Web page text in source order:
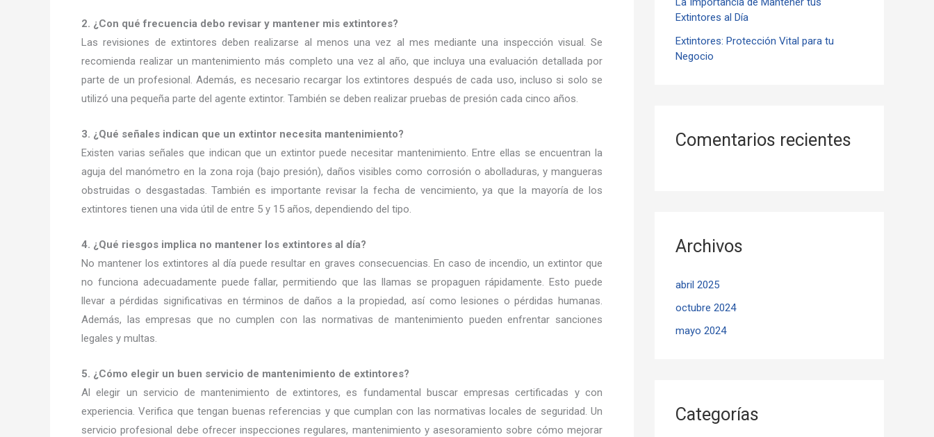
2. ¿Con qué frecuencia debo revisar y mantener mis extintores?
Las revisiones de extintores deben realizarse al menos una vez al mes mediante una inspección visual. Se
recomienda realizar un mantenimiento más completo una vez al año, que incluya una evaluación detallada por
parte de un profesional. Además, es necesario recargar los extintores después de cada uso, incluso si solo se
utilizó una pequeña parte del agente extintor. También se deben realizar pruebas de presión cada cinco años.
3. ¿Qué señales indican que un extintor necesita mantenimiento?
Existen varias señales que indican que un extintor puede necesitar mantenimiento. Entre ellas se encuentran la
aguja del manómetro en la zona roja (bajo presión), daños visibles como corrosión o abolladuras, y mangueras
obstruidas o desgastadas. También es importante revisar la fecha de vencimiento, ya que la mayoría de los
extintores tienen una vida útil de entre 5 y 15 años, dependiendo del tipo.
4. ¿Qué riesgos implica no mantener los extintores al día?
No mantener los extintores al día puede resultar en graves consecuencias. En caso de incendio, un extintor que
no funciona adecuadamente puede fallar, permitiendo que las llamas se propaguen rápidamente. Esto puede
llevar a pérdidas significativas en términos de daños a la propiedad, así como lesiones o pérdidas humanas.
Además, las empresas que no cumplen con las normativas de mantenimiento pueden enfrentar sanciones
legales y multas.
5. ¿Cómo elegir un buen servicio de mantenimiento de extintores?
Al elegir un servicio de mantenimiento de extintores, es fundamental buscar empresas certificadas y con
experiencia. Verifica que tengan buenas referencias y que cumplan con las normativas locales de seguridad. Un
servicio profesional debe ofrecer inspecciones regulares, mantenimiento y asesoramiento sobre cómo mejorar
Extintores al Día
Extintores: Protección Vital para tu
Negocio
Comentarios recientes
Archivos
abril 2025
octubre 2024
mayo 2024
Categorías